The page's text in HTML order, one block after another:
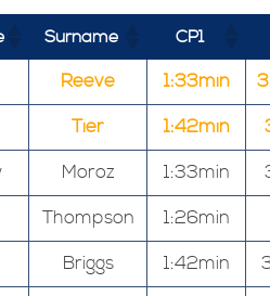
Surname CP1
Reeve 1:33min
Tier 1:42min
Moroz 1:33min
Thompson 1:26min
Briggs 1:42min